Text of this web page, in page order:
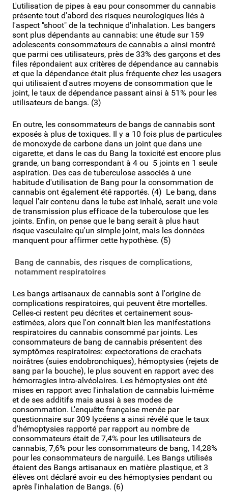
L'utilisation de pipes à eau pour consommer du cannabis
présente tout d'abord des risques neurologiques liés à
l'aspect "shoot" de la technique d'inhalation. Les bangers
sont plus dépendants au cannabis: une étude sur 159
adolescents consommateurs de cannabis a ainsi montré
que parmi ces utilisateurs, près de 33% des garçons et des
files répondaient aux critères de dépendance au cannabis
et que la dépendance était plus fréquente chez les usagers
qui utilisaient d'autres moyens de consommation que le
joint, le taux de dépendance passant ainsi à 51% pour les
utilisateurs de bangs. (3)
En outre, les consommateurs de bangs de cannabis sont
exposés à plus de toxiques. Il y a 10 fois plus de particules
de monoxyde de carbone dans un joint que dans une
cigarette, et dans le cas du Bang la toxicité est encore plus
grande, un bang correspondant à 4 ou 5 joints en 1 seule
aspiration. Des cas de tuberculose associés à une
habitude d'utilisation de Bang pour la consommation de
cannabis ont également été rapportés. (4) Le bang, dans
lequel l'air contenu dans le tube est inhalé, serait une voie
de transmission plus efficace de la tuberculose que les
joints. Enfin, on pense que le bang serait à plus haut
risque vasculaire qu'un simple joint, mais les données
manquent pour affirmer cette hypothèse. (5)
Bang de cannabis, des risques de complications,
notamment respiratoires
Les bangs artisanaux de cannabis sont à l'origine de
complications respiratoires, qui peuvent être mortelles.
Celles-ci restent peu décrites et certainement sous-
estimées, alors que l'on connaît bien les manifestations
respiratoires du cannabis consommé par joints. Les
consommateurs de bang de cannabis présentent des
symptômes respiratoires: expectorations de crachats
noirâtres (suies endobronchiques), hémoptysies (rejets de
sang par la bouche), le plus souvent en rapport avec des
hémorragies intra-alvéolaires. Les hémoptysies ont été
mises en rapport avec l'inhalation de cannabis lui-même
et de ses additifs mais aussi à ses modes de
consommation. L'enquête française menée par
questionnaire sur 309 lycéens a ainsi révélé que le taux
d'hémoptysies rapporté par rapport au nombre de
consommateurs était de 7,4% pour les utilisateurs de
cannabis, 7,6% pour les consommateurs de bang, 14,28%
pour les consommateurs de narguilé. Les Bangs utilisés
étaient des Bangs artisanaux en matière plastique, et 3
élèves ont déclaré avoir eu des hémoptysies pendant ou
après l'inhalation de Bangs. (6)